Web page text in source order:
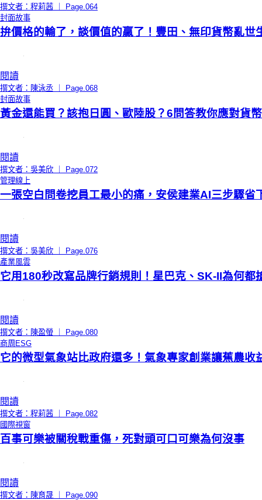
撰文者：程莉茜 ｜ Page.064
封面故事
拚價格的輸了，談價值的贏了！豐田、無印貨幣亂世
閱讀
撰文者：陳泳丞 ｜ Page.068
封面故事
黃金還能買？該抱日圓、歐陸股？6問答教你應對貨
閱讀
撰文者：吳美欣 ｜ Page.072
管理線上
一張空白問卷挖員工最小的痛，安侯建業AI三步驟省
閱讀
撰文者：吳美欣 ｜ Page.076
產業風雲
它用180秒改寫品牌行銷規則！星巴克、SK-II為何都
閱讀
撰文者：陳盈螢 ｜ Page.080
商周ESG
它的微型氣象站比政府還多！氣象專家創業讓蕉農收
閱讀
撰文者：程莉茜 ｜ Page.082
國際視窗
百事可樂被關稅戰重傷，死對頭可口可樂為何沒事
閱讀
撰文者：陳育晟 ｜ Page.090